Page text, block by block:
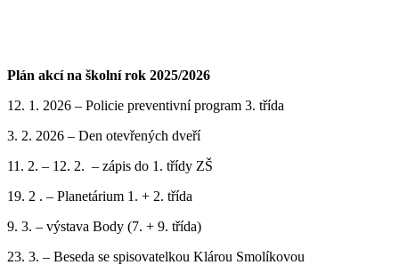
Plán akcí na školní rok 2025/2026
12. 1. 2026 – Policie preventivní program 3. třída
3. 2. 2026 – Den otevřených dveří
11. 2. – 12. 2. – zápis do 1. třídy ZŠ
19. 2 . – Planetárium 1. + 2. třída
9. 3. – výstava Body (7. + 9. třída)
23. 3. – Beseda se spisovatelkou Klárou Smolíkovou